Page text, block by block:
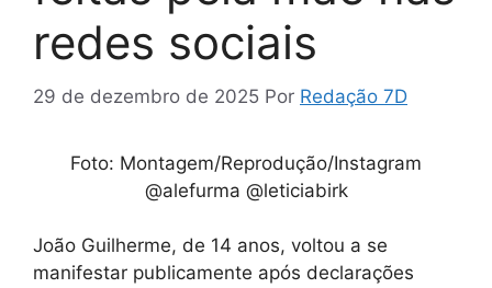
redes sociais
29 de dezembro de 2025 Por Redação 7D
Foto: Montagem/Reprodução/Instagram
@alefurma @leticiabirk
João Guilherme, de 14 anos, voltou a se
manifestar publicamente após declarações